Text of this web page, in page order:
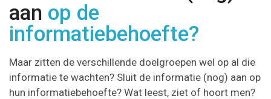
aan op de
informatiebehoefte?
Maar zitten de verschillende doelgroepen wel op al die
informatie te wachten? Sluit de informatie (nog) aan op
hun informatiebehoefte? Wat leest, ziet of hoort men?